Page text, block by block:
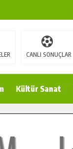
CANLI SONUÇLAR
Kültür Sanat